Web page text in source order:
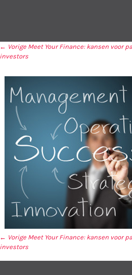
← Vorige Meet Your Finance: kansen voor
investors
BERICHT
← Vorige Meet Your Finance: kansen voor
investors